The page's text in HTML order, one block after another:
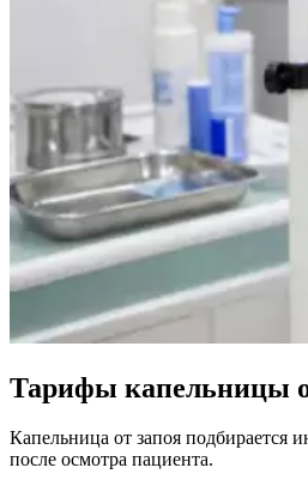
Тарифы капельницы
Капельница от запоя подбирается
после осмотра пациента.